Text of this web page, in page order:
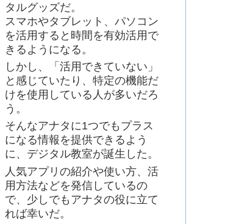
タルグッズだ。
スマホやタブレット、パソコン
を活用すると時間を有効活用で
きるようになる。
しかし、「活用できていない」
と感じていたり、特定の機能だ
けを使用している人が多いだろ
う。
そんなアナタに1つでもプラス
になる情報を提供できるよう
に、デジタル教室が誕生した。
人気アプリの紹介や使い方、活
用方法などを発信しているの
で、少しでもアナタの役に立て
れば幸いだ。